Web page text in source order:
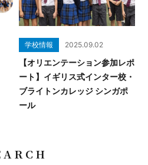
学校情報 2025.09.02
【オリエンテーション参加レポ
ート】イギリス式インター校・
ブライトンカレッジ シンガポ
ール